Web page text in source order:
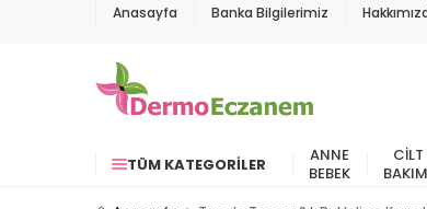
Anasayfa Banka Bilgilerimiz
TÜM KATEGORILER
ANNE
BEBEK
CILT